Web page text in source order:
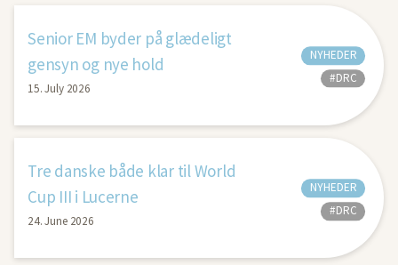
Senior EM byder på glædeligt
gensyn og nye hold
15. July 2026
NYHEDER
#DRC
Tre danske både klar til World
Cup III i Lucerne
24. June 2026
NYHEDER
#DRC